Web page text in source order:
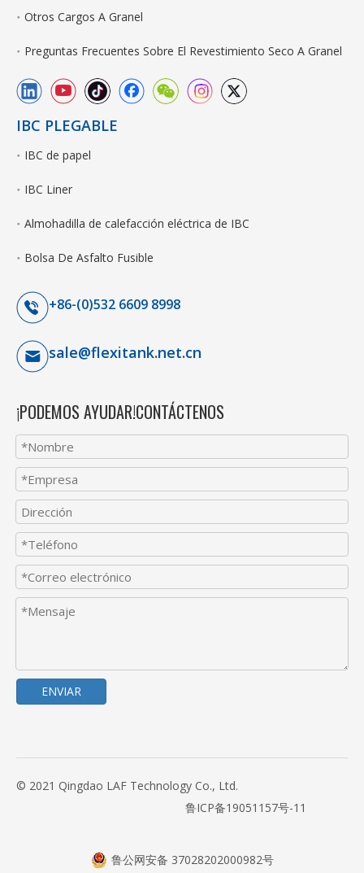
Otros Cargos A Granel
Preguntas Frecuentes Sobre El Revestimiento Seco A Granel
IBC PLEGABLE
IBC de papel
IBC Liner
Almohadilla de calefacción eléctrica de IBC
Bolsa De Asfalto Fusible
+86-(0)532 6609 8998
sale@flexitank.net.cn
¡PODEMOS AYUDAR!CONTÁCTENOS
ENVIAR
© 2021 Qingdao LAF Technology Co., Ltd.
鲁ICP备19051157号-11
鲁公网安备 37028202000982号